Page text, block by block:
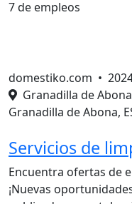
7 de empleos
domestiko.com •
Granadilla de
Granadilla de Abona,
Servicios de
Encuentra ofertas de
¡Nuevas